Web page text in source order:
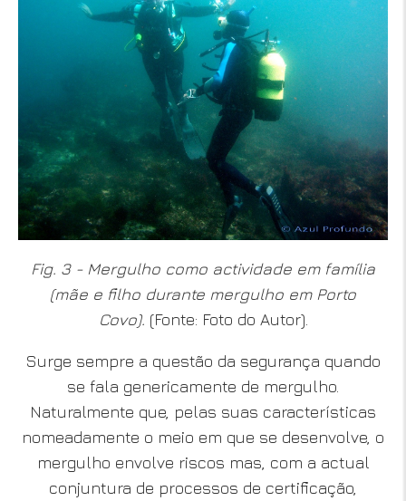
Fig. 3 - Mergulho como actividade em família
(mãe e filho durante mergulho em Porto
Covo). (Fonte: Foto do Autor).
Surge sempre a questão da segurança quando
se fala genericamente de mergulho.
Naturalmente que, pelas suas características
nomeadamente o meio em que se desenvolve, o
mergulho envolve riscos mas, com a actual
conjuntura de processos de certificação,